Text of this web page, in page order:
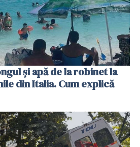
și apă de la robinet la
din Italia. Cum explică